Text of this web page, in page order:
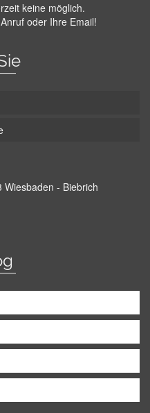
keine möglich.
oder Ihre Email!
- Biebrich